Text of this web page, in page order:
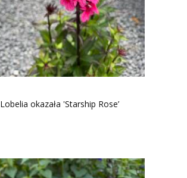
Lobelia okazała 'Starship Rose’